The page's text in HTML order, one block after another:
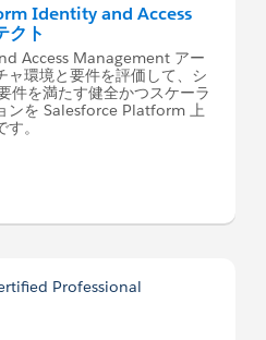
Identity and Access
クト
Access Management アー
ャ環境と要件を評価して、シ
件を満たす健全かつスケーラ
ンを Salesforce Platform 上
。